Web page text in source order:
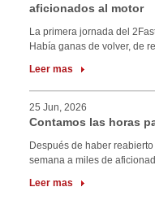
aficionados al motor
La primera jornada del
Había ganas de volver, de
Leer mas
25 Jun, 2026
Contamos las horas
Después de haber
semana a miles de
Leer mas